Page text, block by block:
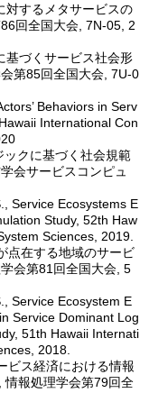
するメタサービスの
回全国大会, 7N-05, 2
づくサービス社会形
第85回全国大会, 7U-0
Behaviors in Serv
International Con
クに基づく社会規範
会サービスコンピュ
Service Ecosystems E
Study, 52th Haw
Sciences, 2019.
在する地域のサービ
会第81回全国大会, 5
Service Ecosystem E
Service Dominant Log
51th Hawaii Internati
2018.
ビス経済における情報
情報処理学会第79回全